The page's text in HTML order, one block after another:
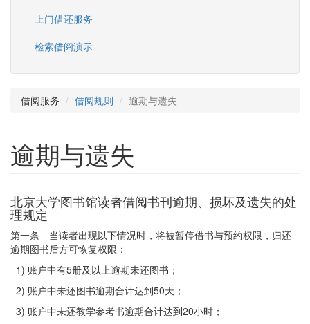
上门借还服务
检索借阅演示
借阅服务 借阅规则 逾期与遗失
逾期与遗失
北京大学图书馆读者借阅书刊逾期、损坏及遗失的处
理规定
第一条 当读者出现以下情况时，将被暂停借书与预约权限，归还
逾期图书后方可恢复权限：
1) 账户中有5册及以上逾期未还图书；
2) 账户中未还图书逾期合计达到50天；
3) 账户中未还教学参考书逾期合计达到20小时；